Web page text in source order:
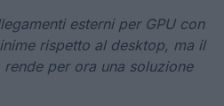
esterni per GPU con
rispetto al desktop, ma il
per ora una soluzione